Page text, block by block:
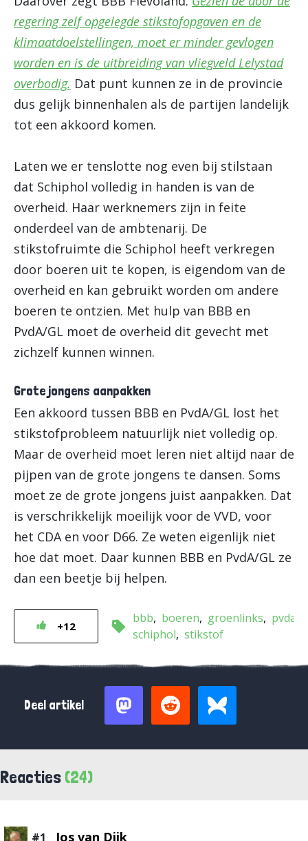
regering zelf opgelegde stikstofopgaven en de
klimaatdoelstellingen, moet er minder gevlogen
worden en is de uitbreiding van vliegveld Lelystad
overbodig. Dat punt kunnen ze in de provincie
dus gelijk binnenhalen als de partijen landelijk
tot een akkoord komen.
Laten we er tenslotte nog even bij stilstaan
dat Schiphol volledig in handen is van de
overheid. Haar werknemers zijn in feite
onderdeel van de ambtenarij. De
stikstofruimte die Schiphol heeft verkregen
door boeren uit te kopen, is eigendom van de
overheid en kan gebruikt worden om andere
boeren te ontzien. Met hulp van BBB en
PvdA/GL moet de overheid dit gevecht met
zichzelf kunnen winnen.
Grote jongens aanpakken
Een akkoord tussen BBB en PvdA/GL lost het
stikstofprobleem natuurlijk niet volledig op.
Maar de overheid moet leren niet altijd naar de
pijpen van de grote jongens te dansen. Soms
moet ze de grote jongens juist aanpakken. Dat
is verschrikkelijk moeilijk voor de VVD, voor
het CDA en voor D66. Ze weten eigenlijk niet
hoe dat moet. Daar kunnen BBB en PvdA/GL ze
dan een beetje bij helpen.
+12
bbb boeren groenlinks
pvda
schiphol stikstof
Deel artikel
Reacties (24)
#1 Jos van Dijk